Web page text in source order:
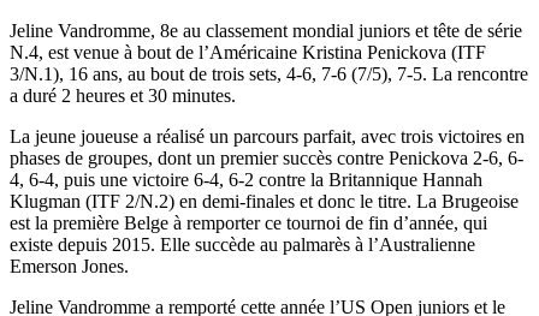
Jeline Vandromme, 8e au classement mondial juniors et tête de série
N.4, est venue à bout de l’Américaine Kristina Penickova (ITF
3/N.1), 16 ans, au bout de trois sets, 4-6, 7-6 (7/5), 7-5. La rencontre
a duré 2 heures et 30 minutes.
La jeune joueuse a réalisé un parcours parfait, avec trois victoires en
phases de groupes, dont un premier succès contre Penickova 2-6, 6-
4, 6-4, puis une victoire 6-4, 6-2 contre la Britannique Hannah
Klugman (ITF 2/N.2) en demi-finales et donc le titre. La Brugeoise
est la première Belge à remporter ce tournoi de fin d’année, qui
existe depuis 2015. Elle succède au palmarès à l’Australienne
Emerson Jones.
Jeline Vandromme a remporté cette année l’US Open juniors et le